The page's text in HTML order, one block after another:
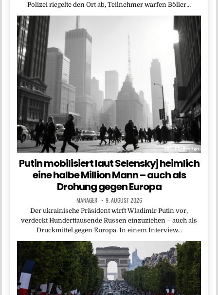
Polizei riegelte den Ort ab, Teilnehmer warfen Böller…
Putin mobilisiert laut Selenskyj heimlich
eine halbe Million Mann – auch als
Drohung gegen Europa
MANAGER 9. AUGUST 2026
Der ukrainische Präsident wirft Wladimir Putin vor,
verdeckt Hunderttausende Russen einzuziehen – auch als
Druckmittel gegen Europa. In einem Interview…